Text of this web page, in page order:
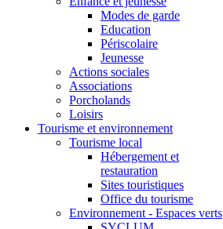
Modes de garde
Education
Périscolaire
Jeunesse
Actions sociales
Associations
Porcholands
Loisirs
Tourisme et environnement
Tourisme local
Hébergement et
restauration
Sites touristiques
Office du tourisme
Environnement - Espaces verts